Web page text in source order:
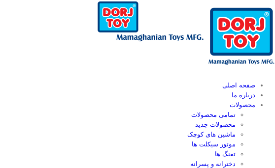
content
صفحه اصلی
درباره ما
محصولات
تمامی محصولات
محصولات جدید
ماشین های کوچک
موتور سیکلت ها
تفنگ ها
دخترانه و پسرانه